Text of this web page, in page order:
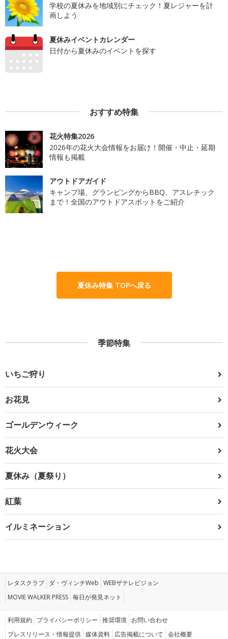
学校の夏休みを地域別にチェック！夏レジャーを計
画しよう
夏休みイベントカレンダー
日付から夏休みのイベントを探す
おすすめ特集
花火特集2026
2026年の花火大会情報をお届け！開催・中止・延期
情報も掲載
アウトドアガイド
キャンプ場、グランピングからBBQ、アスレチック
まで！全国のアウトドアスポットをご紹介
夏休み特集 TOPへ戻る
季節特集
いちご狩り
お花見
ゴールデンウィーク
花火大会
夏休み（夏祭り）
紅葉
イルミネーション
レタスクラブ ダ・ヴィンチWeb WEBザテレビジョン
MOVIE WALKER PRESS 毎日が発見ネット
利用規約 プライバシーポリシー 推奨環境 お問い合わせ
プレスリリース・情報提供 媒体資料 広告掲載について 会社概要